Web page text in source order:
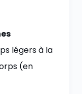
légers à la
(en